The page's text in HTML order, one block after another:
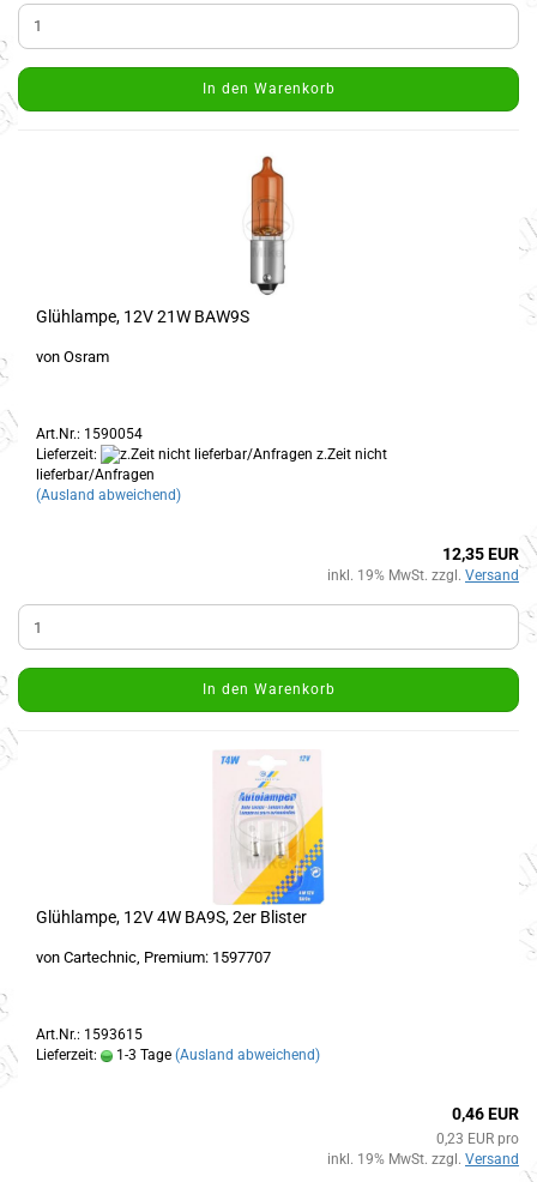
In den Warenkorb
Glühlampe, 12V 21W BAW9S
von Osram
Art.Nr.: 1590054
Lieferzeit:
z.Zeit nicht
lieferbar/Anfragen
(Ausland abweichend)
12,35 EUR
inkl. 19% MwSt. zzgl. Versand
In den Warenkorb
Glühlampe, 12V 4W BA9S, 2er Blister
von Cartechnic, Premium: 1597707
Art.Nr.: 1593615
Lieferzeit:
1-3 Tage (Ausland abweichend)
0,46 EUR
0,23 EUR pro
inkl. 19% MwSt. zzgl. Versand